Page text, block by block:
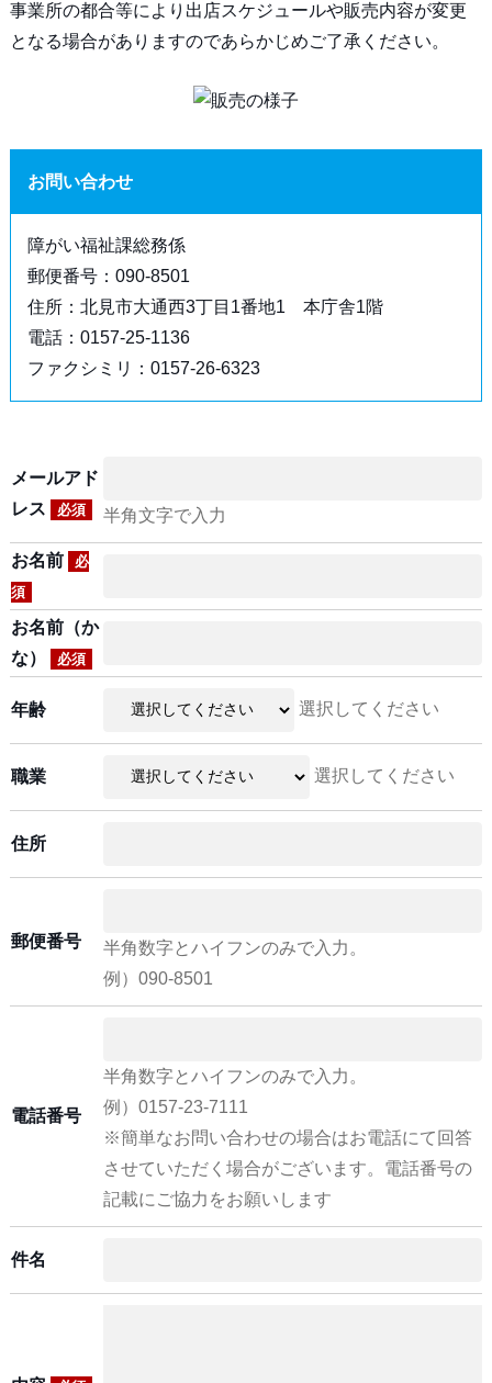
事業所の都合等により出店スケジュールや販売内容が変更
となる場合がありますのであらかじめご了承ください。
お問い合わせ
障がい福祉課総務係
郵便番号：090-8501
住所：北見市大通西3丁目1番地1 本庁舎1階
電話：0157-25-1136
ファクシミリ：0157-26-6323
メールアド
レス
必須 半角文字で入力
お名前
必
須
お名前（か
な）
必須
年齢 選択してください
職業 選択してください
住所
郵便番号
半角数字とハイフンのみで入力。
例）090-8501
電話番号
半角数字とハイフンのみで入力。
例）0157-23-7111
※簡単なお問い合わせの場合はお電話にて回答
させていただく場合がございます。電話番号の
記載にご協力をお願いします
件名